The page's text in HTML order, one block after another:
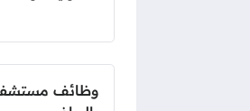
وظائف مستشفى